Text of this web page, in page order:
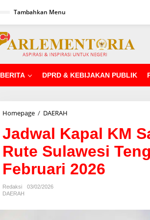
Tambahkan Menu
BERITA DPRD & KEBIJAKAN PUBLIK
Homepage / DAERAH
d
w
a
l
K
a
K
Jadwal Kapal KM
Rute Sulawesi
Februari 2026
Redaksi
03/02/2026
DAERAH